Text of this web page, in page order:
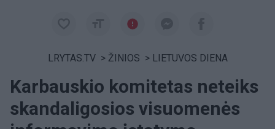
LRYTAS.TV > ŽINIOS > LIETUVOS DIENA
Karbauskio komitetas neteiks
skandaligosios visuomenės